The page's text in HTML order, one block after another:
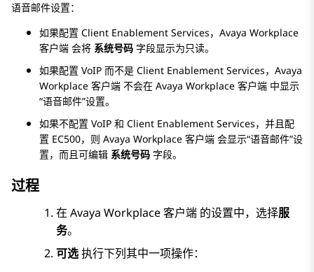
语音邮件设置：
如果配置 Client Enablement Services， Avaya Workplace
客户端 会将 系统号码 字段显示为只读。
如果配置 VoIP 而不是 Client Enablement Services， Avaya
Workplace 客户端 不会在 Avaya Workplace 客户端 中显示
“语音邮件”设置。
如果不配置 VoIP 和 Client Enablement Services，并且配
置 EC500，则 Avaya Workplace 客户端 会显示“语音邮件”设
置，而且可编辑 系统号码 字段。
过程
在 Avaya Workplace客户端 的设置中，选择服
务。
可选执行下列其中一项操作：